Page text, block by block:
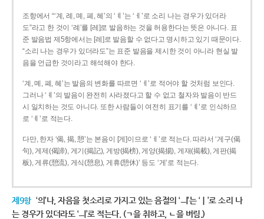
조항에서 “‘계, 례, 몌, 폐, 혜’의 ‘ㅖ’는 ‘ㅔ’로 소리 나는 경우가 있더라
도”라고 한 것이 ‘례’를 [레]로 발음하는 것을 허용한다는 뜻은 아니다. 표
준 발음법 제5항에서는 [레]로 발음할 수 없다고 명시하고 있기 때문이다.
“소리 나는 경우가 있더라도”는 표준 발음을 제시한 것이 아니라 현실 발
음을 언급한 것이라고 해석해야 한다.
‘계, 몌, 폐, 혜’는 발음의 변화를 따르면 ‘ㅔ’로 적어야 할 것처럼 보인다.
그러나 ‘ㅖ’의 발음이 완전히 사라졌다고 할 수 없고 철자와 발음이 반드
시 일치하는 것도 아니다. 또한 사람들이 여전히 표기를 ‘ㅖ’로 인식하므
로 ‘ㅖ’로 적는다.
다만, 한자 ‘偈, 揭, 憩’는 본음이 [게]이므로 ‘ㅔ’로 적는다. 따라서 ‘게구(偈
句), 게제(偈諦), 게기(揭記), 게방(揭榜), 게양(揭揚), 게재(揭載), 게판(揭
板), 게류(憩流), 게식(憩息), 게휴(憩休)’ 등도 ‘게’로 적는다.
제9항 ‘의’나, 자음을 첫소리로 가지고 있는 음절의 ‘ㅢ’는 ‘ㅣ’로 소리 나
는 경우가 있더라도 ‘ㅢ’로 적는다. (ㄱ을 취하고, ㄴ을 버림.)